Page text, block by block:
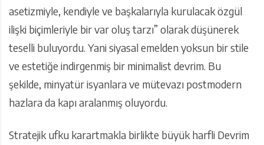
asetizmiyle, kendiyle ve başkalarıyla kurulacak özgül
ilişki biçimleriyle bir var oluş tarzı” olarak düşünerek
teselli buluyordu. Yani siyasal emelden yoksun bir stile
ve estetiğe indirgenmiş bir minimalist devrim. Bu
şekilde, minyatür isyanlara ve mütevazı postmodern
hazlara da kapı aralanmış oluyordu.
Stratejik ufku karartmakla birlikte büyük harfli Devrim